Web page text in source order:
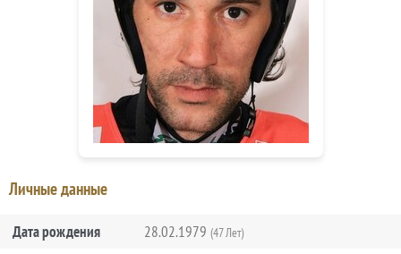
Личные данные
Дата рождения 28.02.1979 (47 Лет)